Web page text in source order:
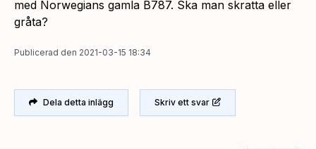
med Norwegians gamla B787. Ska man skratta eller
gråta?
Publicerad den 2021-03-15 18:34
Dela detta inlägg Skriv ett svar